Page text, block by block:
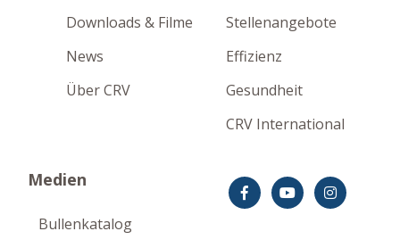
Downloads & Filme
News
Über CRV
Stellenangebote
Effizienz
Gesundheit
CRV International
Medien
Bullenkatalog